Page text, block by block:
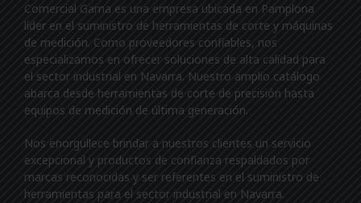
Comercial Gama es una empresa ubicada en Pamplona
líder en el suministro de herramientas de corte y máquinas
de medición. Como proveedores confiables, nos
especializamos en ofrecer soluciones de alta calidad para
el sector industrial en Navarra. Nuestro amplio catálogo
abarca desde herramientas de corte de precisión hasta
equipos de medición de última generación.
Nos enorgullece brindar a nuestros clientes un servicio
excepcional y productos de confianza respaldados por
marcas reconocidas y ser referentes en el suministro de
herramientas para el sector industrial en Navarra.